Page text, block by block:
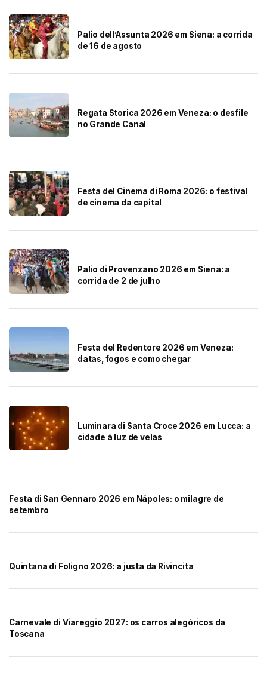
Palio dell’Assunta 2026 em Siena: a corrida
de 16 de agosto
Regata Storica 2026 em Veneza: o desfile
no Grande Canal
Festa del Cinema di Roma 2026: o festival
de cinema da capital
Palio di Provenzano 2026 em Siena: a
corrida de 2 de julho
Festa del Redentore 2026 em Veneza:
datas, fogos e como chegar
Luminara di Santa Croce 2026 em Lucca: a
cidade à luz de velas
Festa di San Gennaro 2026 em Nápoles: o milagre de
setembro
Quintana di Foligno 2026: a justa da Rivincita
Carnevale di Viareggio 2027: os carros alegóricos da
Toscana